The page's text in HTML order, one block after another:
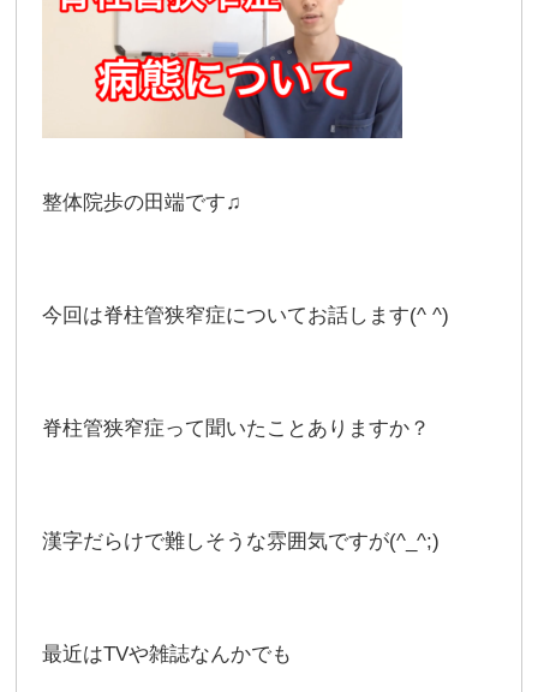
整体院歩の田端です♫
今回は脊柱管狭窄症についてお話します(^ ^)
脊柱管狭窄症って聞いたことありますか？
漢字だらけで難しそうな雰囲気ですが(^_^;)
最近はTVや雑誌なんかでも